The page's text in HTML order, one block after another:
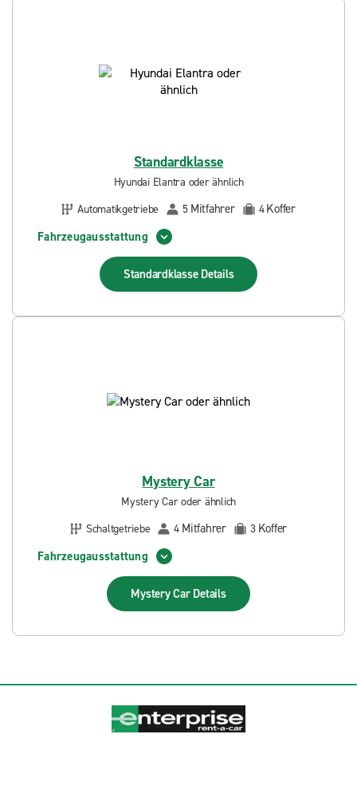
Standardklasse
Hyundai Elantra oder ähnlich
Automatikgetriebe
5 Mitfahrer 4Koffer
Fahrzeugausstattung
Standardklasse Details
Mystery Car
Mystery Car oder ähnlich
Schaltgetriebe
4 Mitfahrer 3 Koffer
Fahrzeugausstattung
Mystery Car Details